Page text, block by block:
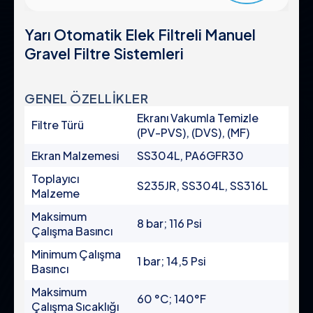
Yarı Otomatik Elek Filtreli Manuel
Gravel Filtre Sistemleri
GENEL ÖZELLİKLER
Filtre Türü
Ekranı Vakumla Temizle
(PV-PVS), (DVS), (MF)
Ekran Malzemesi
SS304L, PA6GFR30
Toplayıcı
Malzeme
S235JR, SS304L, SS316L
Maksimum
Çalışma Basıncı
8 bar; 116 Psi
Minimum Çalışma
Basıncı
1 bar; 14,5 Psi
Maksimum
Çalışma Sıcaklığı
60 °C; 140°F
Kurumsal Politikalar
Küresel Varlık
Pompa Koruma Filtreleri
Sistemler
Ürün Grupları
Endüstriyel
Yarı Otomatik Filtreler
Manuel Filtreler
Gravel Filtreler ve Hidrosiklonlar
Pompa Koruma Filtreleri
Sistemler
Kontrol Panoları
Yasal
Gizlilik Politikası
KVKK Aydınlatma
Çerez Politikası